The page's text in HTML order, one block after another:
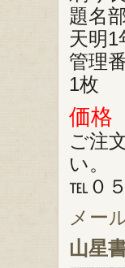
題名
天明1
管理
1枚
価
ご注
い。
℡０５
メー
山星